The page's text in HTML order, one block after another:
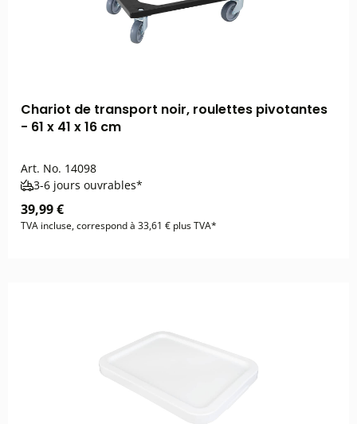
Chariot de transport noir, roulettes pivotantes
- 61 x 41 x 16 cm
Art. No. 14098
3-6 jours ouvrables*
39,99 €
TVA incluse, correspond à 33,61 € plus TVA*